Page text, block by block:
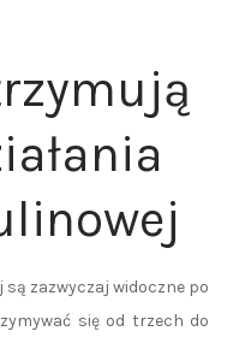
zazwyczaj widoczne po
się od trzech do